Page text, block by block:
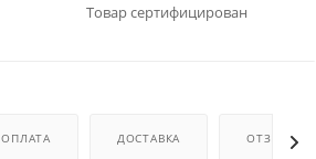
Товар сертифицирован
ОПЛАТА ДОСТАВКА ОТЗЫВЫ